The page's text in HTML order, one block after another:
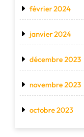
février 2024
janvier 2024
décembre 2023
novembre 2023
octobre 2023